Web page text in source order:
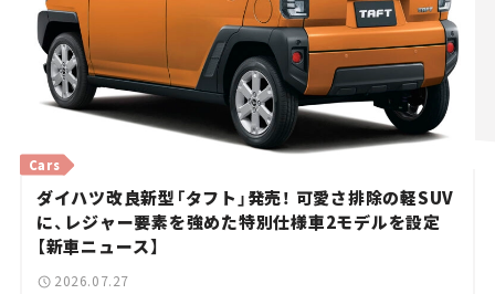
Cars
ダイハツ改良新型「タフト」発売！ 可愛さ排除の軽SUV
に、レジャー要素を強めた特別仕様車2モデルを設定
【新車ニュース】
2026.07.27